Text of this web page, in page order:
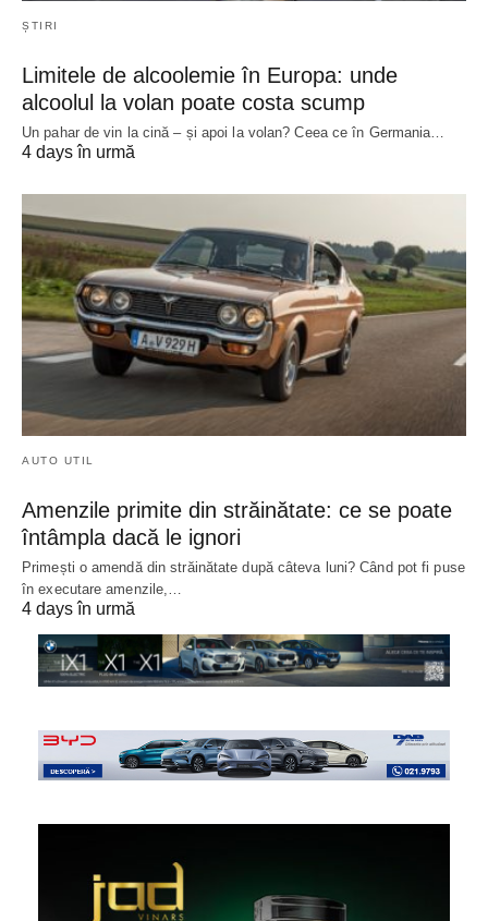
ȘTIRI
Limitele de alcoolemie în Europa: unde
alcoolul la volan poate costa scump
Un pahar de vin la cină – și apoi la volan? Ceea ce în Germania…
4 days în urmă
AUTO UTIL
Amenzile primite din străinătate: ce se poate
întâmpla dacă le ignori
Primești o amendă din străinătate după câteva luni? Când pot fi puse
în executare amenzile,…
4 days în urmă